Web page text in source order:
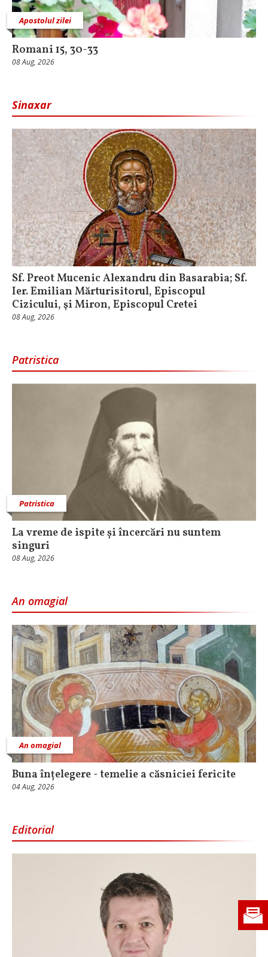
Apostolul zilei
Romani 15, 30-33
08 Aug, 2026
Sinaxar
Sf. Preot Mucenic Alexandru din Basarabia; Sf.
Ier. Emilian Mărturisitorul, Episcopul
Cizicului, şi Miron, Episcopul Cretei
08 Aug, 2026
Patristica
Patristica
La vreme de ispite și încercări nu suntem
singuri
08 Aug, 2026
An omagial
An omagial
Buna înțelegere - temelie a căsniciei fericite
04 Aug, 2026
Editorial